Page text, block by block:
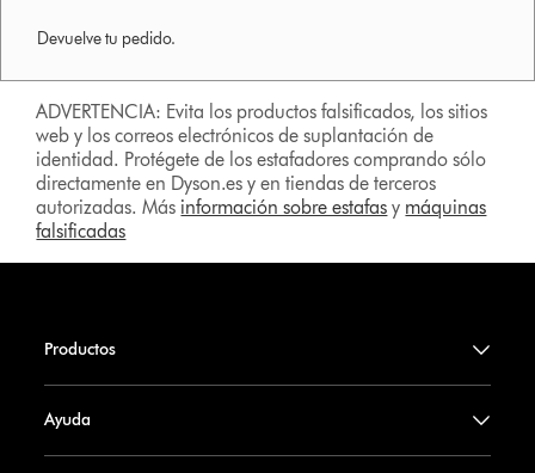
Devuelve tu pedido.
ADVERTENCIA: Evita los productos falsificados, los sitios
web y los correos electrónicos de suplantación de
identidad. Protégete de los estafadores comprando sólo
directamente en Dyson.es y en tiendas de terceros
autorizadas. Más información sobre estafas y máquinas
falsificadas
Productos
Ayuda